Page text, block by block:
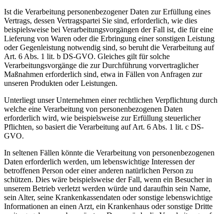
Ist die Verarbeitung personenbezogener Daten zur Erfüllung eines
Vertrags, dessen Vertragspartei Sie sind, erforderlich, wie dies
beispielsweise bei Verarbeitungsvorgängen der Fall ist, die für eine
Lieferung von Waren oder die Erbringung einer sonstigen Leistung
oder Gegenleistung notwendig sind, so beruht die Verarbeitung auf
Art. 6 Abs. 1 lit. b DS-GVO. Gleiches gilt für solche
Verarbeitungsvorgänge die zur Durchführung vorvertraglicher
Maßnahmen erforderlich sind, etwa in Fällen von Anfragen zur
unseren Produkten oder Leistungen.
Unterliegt unser Unternehmen einer rechtlichen Verpflichtung durch
welche eine Verarbeitung von personenbezogenen Daten
erforderlich wird, wie beispielsweise zur Erfüllung steuerlicher
Pflichten, so basiert die Verarbeitung auf Art. 6 Abs. 1 lit. c DS-
GVO.
In seltenen Fällen könnte die Verarbeitung von personenbezogenen
Daten erforderlich werden, um lebenswichtige Interessen der
betroffenen Person oder einer anderen natürlichen Person zu
schützen. Dies wäre beispielsweise der Fall, wenn ein Besucher in
unserem Betrieb verletzt werden würde und daraufhin sein Name,
sein Alter, seine Krankenkassendaten oder sonstige lebenswichtige
Informationen an einen Arzt, ein Krankenhaus oder sonstige Dritte